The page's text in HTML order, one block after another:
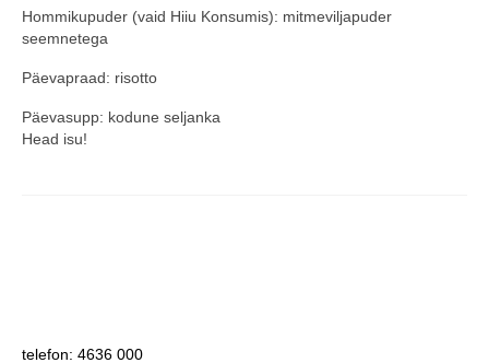
Hommikupuder (vaid Hiiu Konsumis): mitmeviljapuder
seemnetega
Päevapraad: risotto
Päevasupp: kodune seljanka
Head isu!
telefon: 4636 000